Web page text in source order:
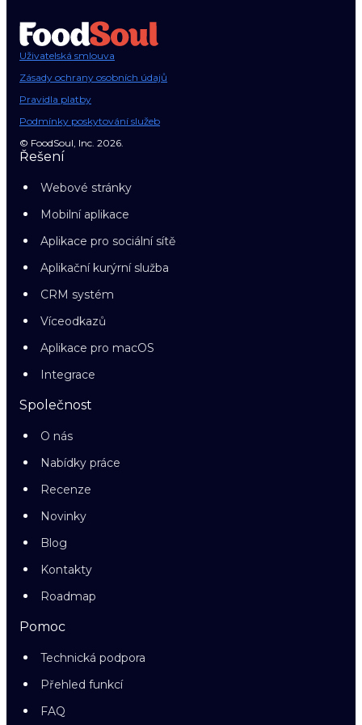
Uživatelská smlouva
Zásady ochrany osobních údajů
Pravidla platby
Podmínky poskytování služeb
© FoodSoul, Inc. 2026.
Řešení
Webové stránky
Mobilní aplikace
Aplikace pro sociální sítě
Aplikační kurýrní služba
CRM systém
Víceodkazů
Aplikace pro macOS
Integrace
Společnost
O nás
Nabídky práce
Recenze
Novinky
Blog
Kontakty
Roadmap
Pomoc
Technická podpora
Přehled funkcí
FAQ